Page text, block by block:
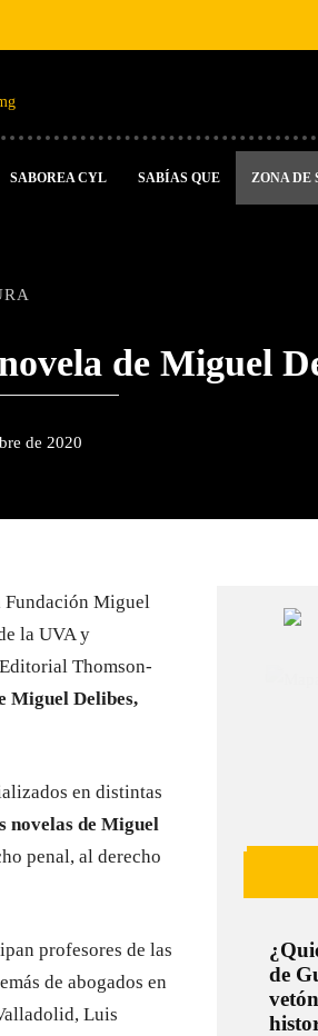
SABOREA CYL SABÍAS QUE ZONA DE
de Miguel
de 2020
Fundación Miguel
la UVA y
Thomson-
Miguel Delibes,
en distintas
novelas de Miguel
penal, al derecho
profesores de las
de abogados en
Luis
de